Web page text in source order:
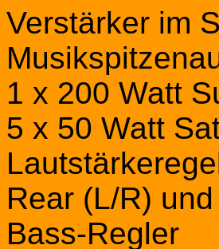
Verstärker im
1 x 200 Watt
5 x 50 Watt
Rear (L/R)
Bass-Regler